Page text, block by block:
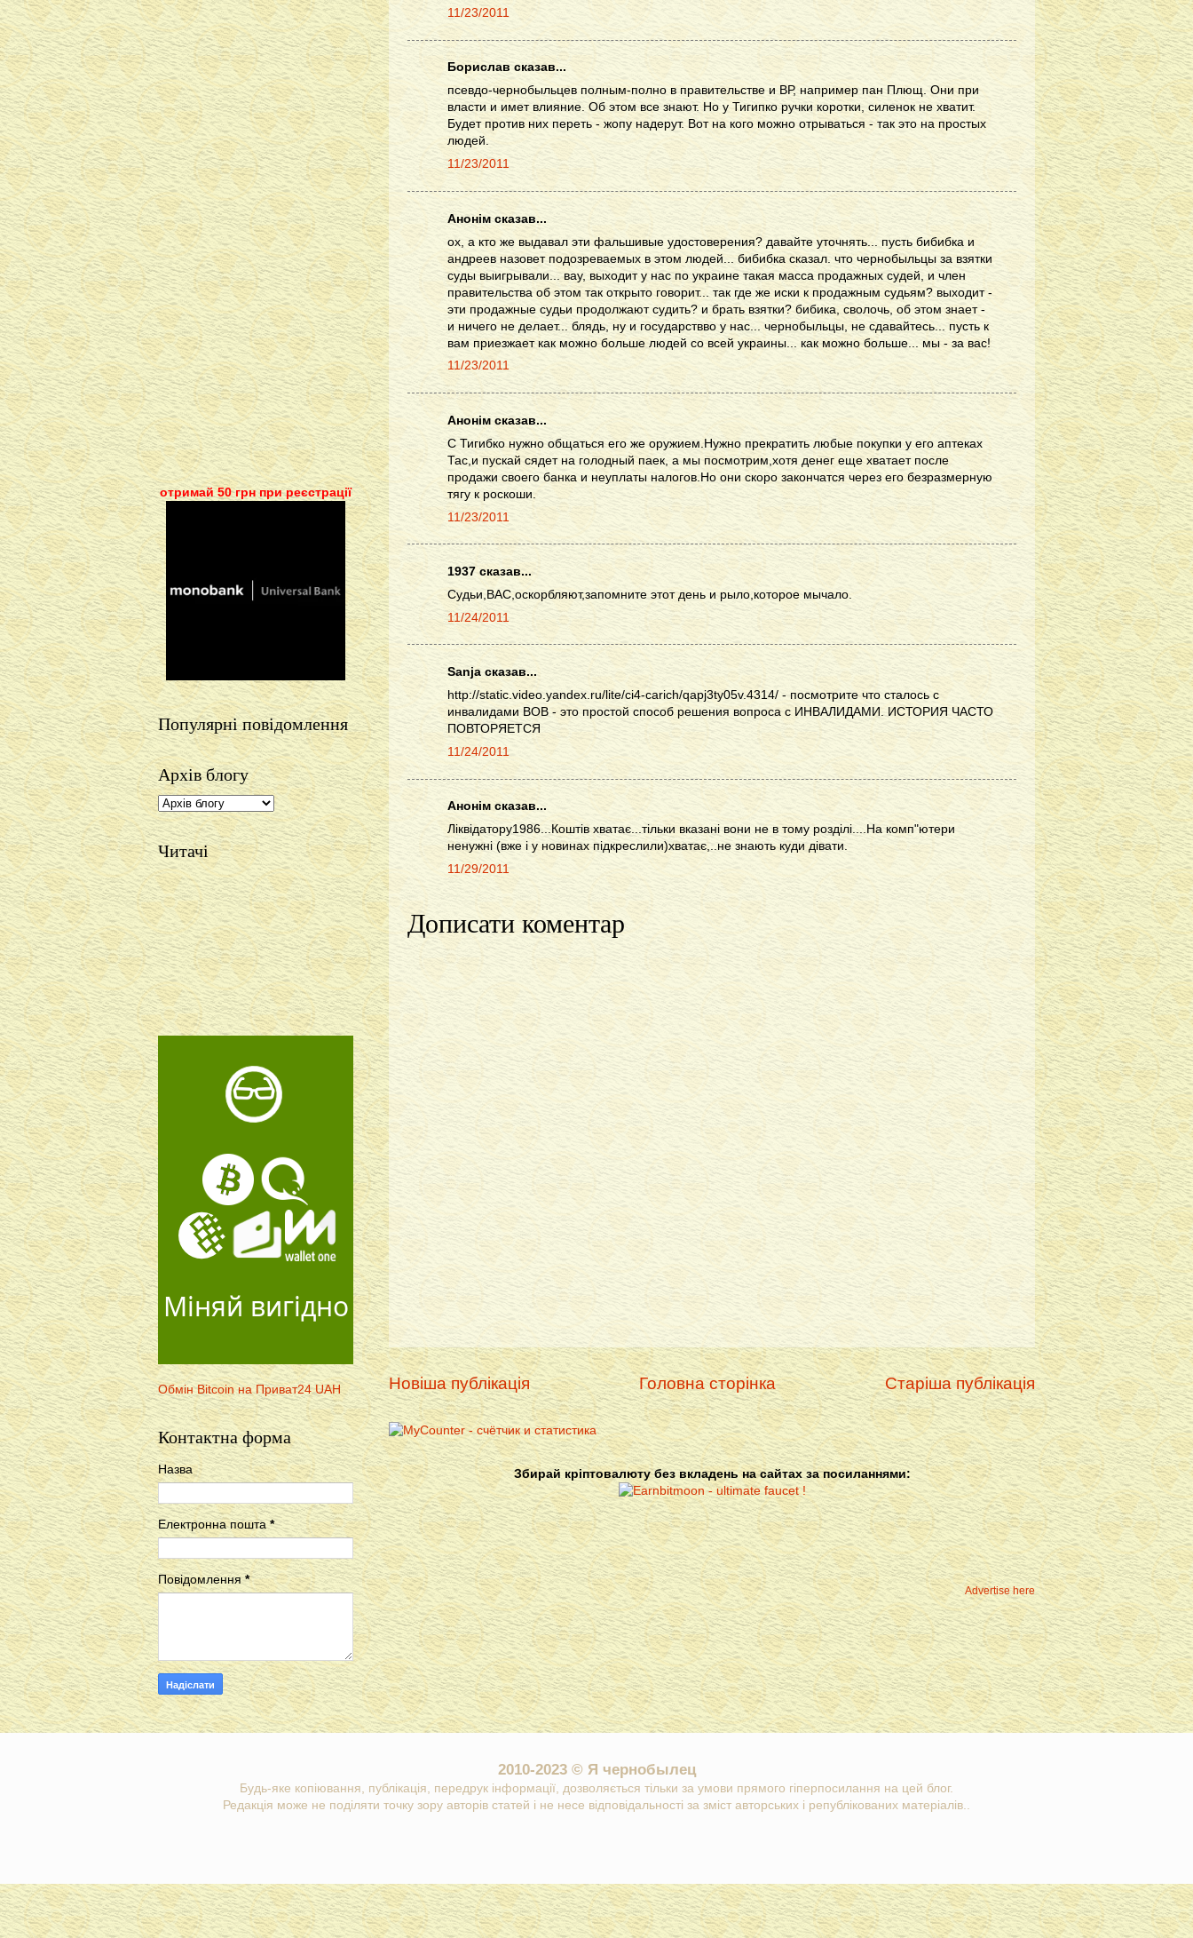
11/23/2011
Борислав сказав...
псевдо-чернобыльцев полным-полно в правительстве и ВР, например пан Плющ. Они при
власти и имет влияние. Об этом все знают. Но у Тигипко ручки коротки, силенок не хватит.
Будет против них переть - жопу надерут. Вот на кого можно отрываться - так это на простых
людей.
11/23/2011
Анонім сказав...
ох, а кто же выдавал эти фальшивые удостоверения? давайте уточнять... пусть бибибка и
андреев назовет подозреваемых в этом людей... бибибка сказал. что чернобыльцы за взятки
суды выигрывали... вау, выходит у нас по украине такая масса продажных судей, и член
правительства об этом так открыто говорит... так где же иски к продажным судьям? выходит -
эти продажные судьи продолжают судить? и брать взятки? бибика, сволочь, об этом знает -
и ничего не делает... блядь, ну и государствво у нас... чернобыльцы, не сдавайтесь... пусть к
вам приезжает как можно больше людей со всей украины... как можно больше... мы - за вас!
11/23/2011
Анонім сказав...
С Тигибко нужно общаться его же оружием.Нужно прекратить любые покупки у его аптеках
Тас,и пускай сядет на голодный паек, а мы посмотрим,хотя денег еще хватает после
продажи своего банка и неуплаты налогов.Но они скоро закончатся через его безразмерную
тягу к роскоши.
11/23/2011
1937 сказав...
Судьи,ВАС,оскорбляют,запомните этот день и рыло,которое мычало.
11/24/2011
Sanja сказав...
http://static.video.yandex.ru/lite/ci4-carich/qapj3ty05v.4314/ - посмотрите что сталось с
инвалидами ВОВ - это простой способ решения вопроса с ИНВАЛИДАМИ. ИСТОРИЯ ЧАСТО
ПОВТОРЯЕТСЯ
11/24/2011
Анонім сказав...
Ліквідатору1986...Коштів хватає...тільки вказані вони не в тому розділі....На комп"ютери
ненужні (вже і у новинах підкреслили)хватає,..не знають куди дівати.
11/29/2011
Дописати коментар
Новіша публікація Старіша публікація
Головна сторінка
Збирай кріптовалюту без вкладень на сайтах за посиланнями:
Advertise here
отримай 50 грн при реєстрації
Популярні повідомлення
Архів блогу
Читачі
Міняй вигідно
Обмін Bitcoin на Приват24 UAH
Контактна форма
Назва
Електронна пошта*
Повідомлення*
2010-2023 © Я чернобылец
Будь-яке копіювання, публікація, передрук інформації, дозволяється тільки за умови прямого гіперпосилання на цей блог.
Редакція може не поділяти точку зору авторів статей і не несе відповідальності за зміст авторських і републікованих матеріалів..